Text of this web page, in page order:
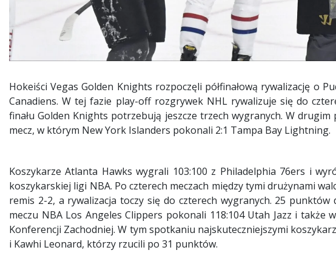
Hokeiści Vegas Golden Knights rozpoczęli półfinałową rywalizację o
Canadiens. W tej fazie play-off rozgrywek NHL rywalizuje się do
finału Golden Knights potrzebują jeszcze trzech wygranych. W
mecz, w którym New York Islanders pokonali 2:1 Tampa Bay Lightning.
Koszykarze Atlanta Hawks wygrali 103:100 z Philadelphia 76ers i
koszykarskiej ligi NBA. Po czterech meczach między tymi drużynami
remis 2-2, a rywalizacja toczy się do czterech wygranych. 25 punktów
meczu NBA Los Angeles Clippers pokonali 118:104 Utah Jazz i także
Konferencji Zachodniej. W tym spotkaniu najskuteczniejszymi
i Kawhi Leonard, którzy rzucili po 31 punktów.